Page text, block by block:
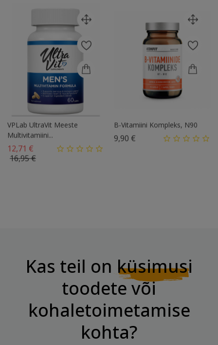
VPLab UltraVit Meeste
Multivitamiini...
12,71 € Tavahind
16,95 €Hind
B-Vitamiini Kompleks, N90
9,90 €
Kas teil on küsimusi
toodete või
kohaletoimetamise
kohta?